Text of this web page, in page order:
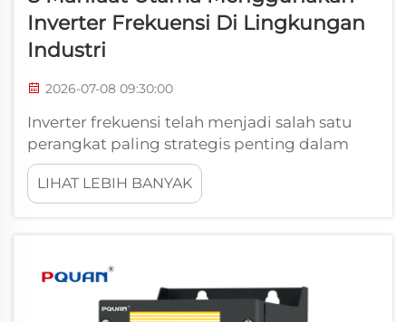
Inverter Frekuensi Di Lingkungan
Industri
2026-07-08 09:30:00
Inverter frekuensi telah menjadi salah satu
perangkat paling strategis penting dalam
operasi industri modern. Seiring fasilitas
berupaya mengurangi pemborosan energi,
melindungi peralatan kritis, dan memperoleh
LIHAT LEBIH BANYAK